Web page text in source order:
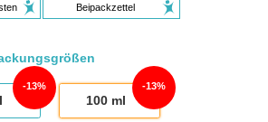
Beipackzettel
13%
100ml
13%